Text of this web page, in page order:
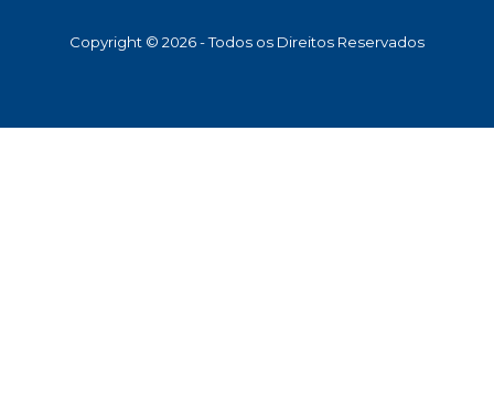
Copyright © 2026 - Todos os Direitos Reservados